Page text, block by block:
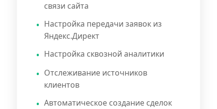
связи сайта
Настройка передачи заявок из
Яндекс.Директ
Настройка сквозной аналитики
Отслеживание источников
клиентов
Автоматическое создание сделок